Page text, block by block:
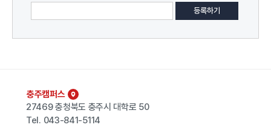
충주캠퍼스
27469 충청북도 충주시 대학로 50
Tel. 043-841-5114